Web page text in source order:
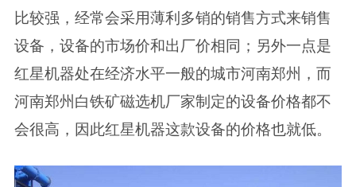
比较强，经常会采用薄利多销的销售方式来销售
设备，设备的市场价和出厂价相同；另外一点是
红星机器处在经济水平一般的城市河南郑州，而
河南郑州白铁矿磁选机厂家制定的设备价格都不
会很高，因此红星机器这款设备的价格也就低。